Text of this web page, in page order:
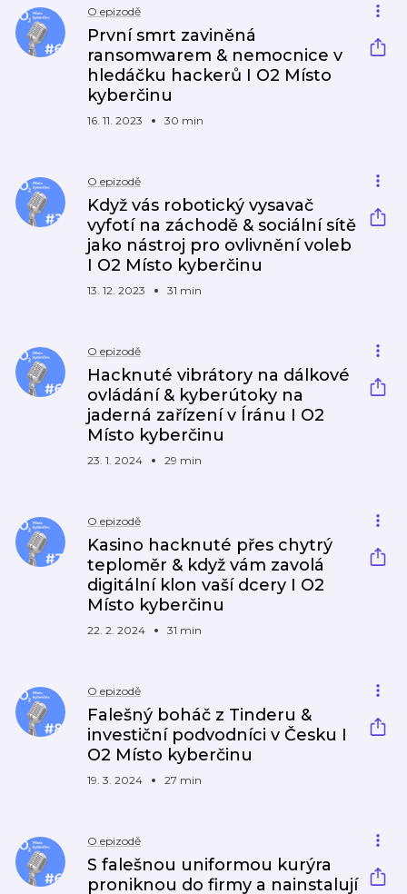
O epizodě
První smrt zaviněná
ransomwarem & nemocnice v
hledáčku hackerů I O2 Místo
kyberčinu
16. 11. 2023 30 min
O epizodě
Když vás robotický vysavač
vyfotí na záchodě & sociální sítě
jako nástroj pro ovlivnění voleb
I O2 Místo kyberčinu
13. 12. 2023 31 min
O epizodě
Hacknuté vibrátory na dálkové
ovládání & kyberútoky na
jaderná zařízení v Íránu I O2
Místo kyberčinu
23. 1. 2024 29 min
O epizodě
Kasino hacknuté přes chytrý
teploměr & když vám zavolá
digitální klon vaší dcery I O2
Místo kyberčinu
22. 2. 2024 31 min
O epizodě
Falešný boháč z Tinderu &
investiční podvodníci v Česku I
O2 Místo kyberčinu
19. 3. 2024 27 min
O epizodě
S falešnou uniformou kurýra
proniknou do firmy a nainstalují